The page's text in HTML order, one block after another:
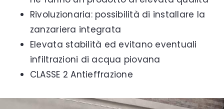
Rivoluzionaria: possibilità di installare la
zanzariera integrata
Elevata stabilità ed evitano eventuali
infiltrazioni di acqua piovana
CLASSE 2 Antieffrazione